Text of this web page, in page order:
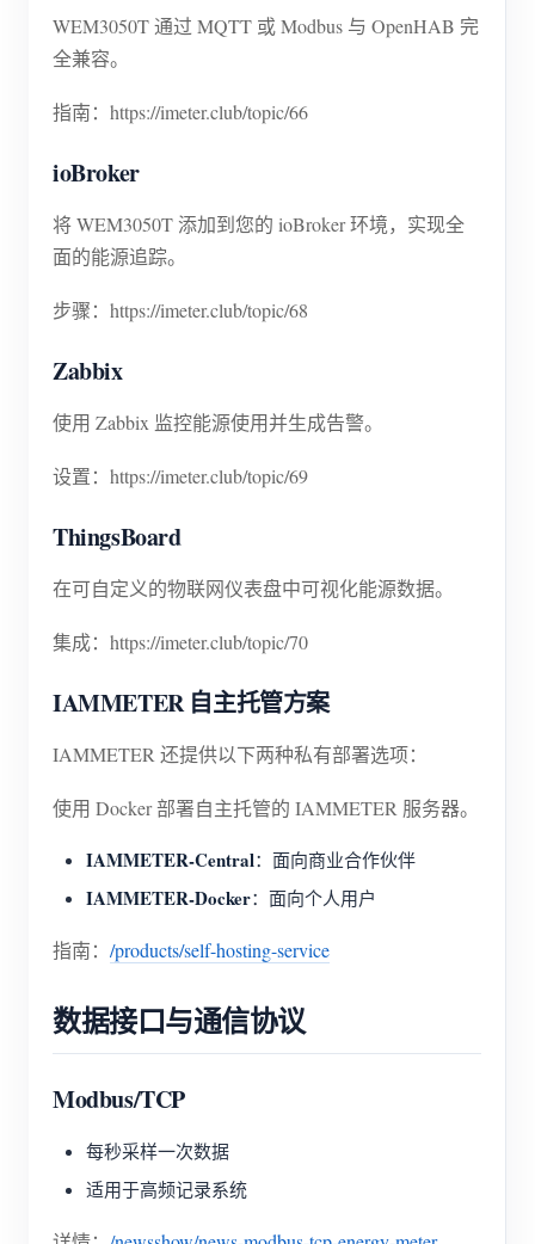
WEM3050T 通过 MQTT 或 Modbus 与 OpenHAB 完
全兼容。
指南：https://imeter.club/topic/66
ioBroker
将 WEM3050T 添加到您的 ioBroker 环境，实现全
面的能源追踪。
步骤：https://imeter.club/topic/68
Zabbix
使用 Zabbix 监控能源使用并生成告警。
设置：https://imeter.club/topic/69
ThingsBoard
在可自定义的物联网仪表盘中可视化能源数据。
集成：https://imeter.club/topic/70
IAMMETER 自主托管方案
IAMMETER 还提供以下两种私有部署选项：
使用 Docker 部署自主托管的 IAMMETER 服务器。
IAMMETER-Central：面向商业合作伙伴
IAMMETER-Docker：面向个人用户
指南： /products/self-hosting-service
数据接口与通信协议
Modbus/TCP
每秒采样一次数据
适用于高频记录系统